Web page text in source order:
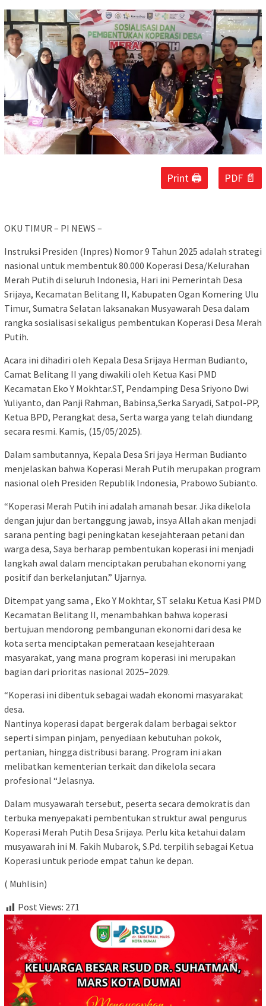
Print 🖨 PDF 📄
OKU TIMUR – PI NEWS –
Instruksi Presiden (Inpres) Nomor 9 Tahun 2025 adalah strategi
nasional untuk membentuk 80.000 Koperasi Desa/Kelurahan
Merah Putih di seluruh Indonesia, Hari ini Pemerintah Desa
Srijaya, Kecamatan Belitang II, Kabupaten Ogan Komering Ulu
Timur, Sumatra Selatan laksanakan Musyawarah Desa dalam
rangka sosialisasi sekaligus pembentukan Koperasi Desa Merah
Putih.
Acara ini dihadiri oleh Kepala Desa Srijaya Herman Budianto,
Camat Belitang II yang diwakili oleh Ketua Kasi PMD
Kecamatan Eko Y Mokhtar.ST, Pendamping Desa Sriyono Dwi
Yuliyanto, dan Panji Rahman, Babinsa,Serka Saryadi, Satpol-PP,
Ketua BPD, Perangkat desa, Serta warga yang telah diundang
secara resmi. Kamis, (15/05/2025).
Dalam sambutannya, Kepala Desa Sri jaya Herman Budianto
menjelaskan bahwa Koperasi Merah Putih merupakan program
nasional oleh Presiden Republik Indonesia, Prabowo Subianto.
“Koperasi Merah Putih ini adalah amanah besar. Jika dikelola
dengan jujur dan bertanggung jawab, insya Allah akan menjadi
sarana penting bagi peningkatan kesejahteraan petani dan
warga desa, Saya berharap pembentukan koperasi ini menjadi
langkah awal dalam menciptakan perubahan ekonomi yang
positif dan berkelanjutan.” Ujarnya.
Ditempat yang sama , Eko Y Mokhtar, ST selaku Ketua Kasi PMD
Kecamatan Belitang II, menambahkan bahwa koperasi
bertujuan mendorong pembangunan ekonomi dari desa ke
kota serta menciptakan pemerataan kesejahteraan
masyarakat, yang mana program koperasi ini merupakan
bagian dari prioritas nasional 2025–2029.
“Koperasi ini dibentuk sebagai wadah ekonomi masyarakat
desa.
Nantinya koperasi dapat bergerak dalam berbagai sektor
seperti simpan pinjam, penyediaan kebutuhan pokok,
pertanian, hingga distribusi barang. Program ini akan
melibatkan kementerian terkait dan dikelola secara
profesional “Jelasnya.
Dalam musyawarah tersebut, peserta secara demokratis dan
terbuka menyepakati pembentukan struktur awal pengurus
Koperasi Merah Putih Desa Srijaya. Perlu kita ketahui dalam
musyawarah ini M. Fakih Mubarok, S.Pd. terpilih sebagai Ketua
Koperasi untuk periode empat tahun ke depan.
( Muhlisin)
Post Views: 271